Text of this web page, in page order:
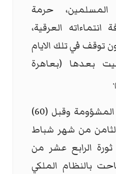
المسلمين، حرمة
العرقية،
توقف في تلك الايام
بعدها (بعاهرة
وفي مثل هذه الأيام المشؤومة وقبل (60)
من شهر شباط
ثورة الرابع عشر من
بالنظام الملكي